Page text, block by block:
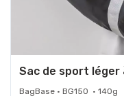
Sac de sport léger
BagBase • BG150 • 140g